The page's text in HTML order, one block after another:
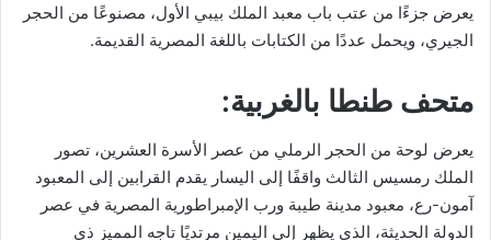
يعرض جزءًا من عتب باب معبد الملك بيبي الأول، مصنوعًا من الحجر
الجيري، ويحمل عددًا من الكتابات باللغة المصرية القديمة.
متحف طنطا بالغربية:
يعرض لوحة من الحجر الرملي من عصر الأسرة العشرين، تصور
الملك رمسيس الثالث واقفًا إلى اليسار يقدم القرابين إلى المعبود
آمون-رع، معبود مدينة طيبة ورب الإمبراطورية المصرية في عصر
الدولة الحديثة، الذي يظهر إلى اليمين مرتديًا تاجه المميز ذي